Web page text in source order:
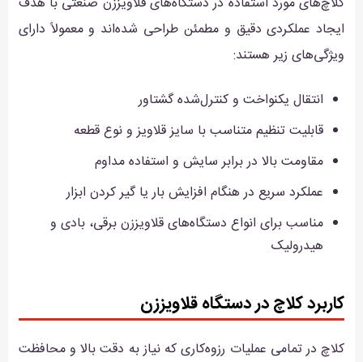
ایجاد عملکردی دقیق و مطمئن طراحی شده‌اند و معمولاً دارای
ویژگی‌های زیر هستند:
انتقال یکنواخت و کنترل‌شده گشتاور
قابلیت تنظیم متناسب با سایز قلاویز و نوع قطعه
مقاومت بالا در برابر سایش و استفاده مداوم
عملکرد سریع در هنگام افزایش بار یا گیر کردن ابزار
مناسب برای انواع دستگاه‌های قلاویززن برقی، بادی و
هیدرولیک
کاربرد کلاچ در دستگاه قلاویززن
کلاچ در تمامی عملیات رزوه‌کاری که نیاز به دقت بالا و محافظت